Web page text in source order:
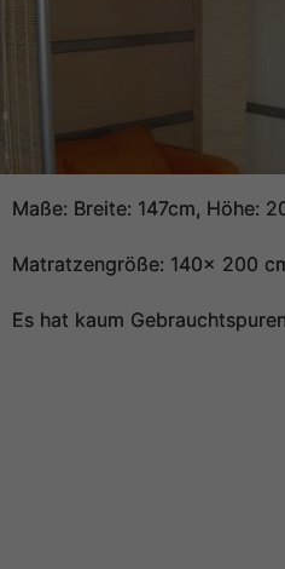
Maße: Breite: 147cm, Höhe:
Matratzengröße: 140x 200
Es hat kaum